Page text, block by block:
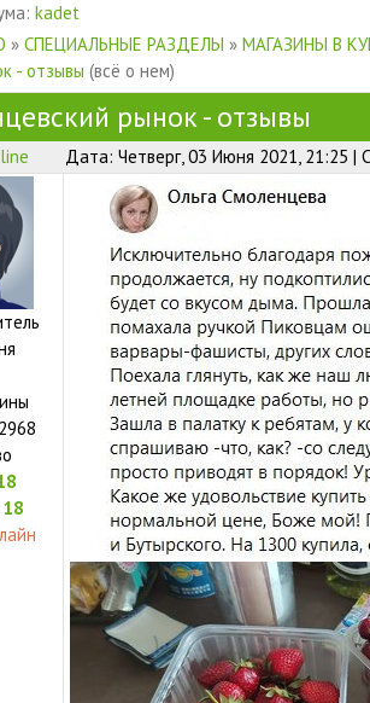
kadet
» СПЕЦИАЛЬНЫЕ РАЗДЕЛЫ » МАГАЗИНЫ В
- отзывы (всё о нем)
рынок - отзывы
Дата: Четверг, 03 Июня 2021, 21:25 |
2968
18